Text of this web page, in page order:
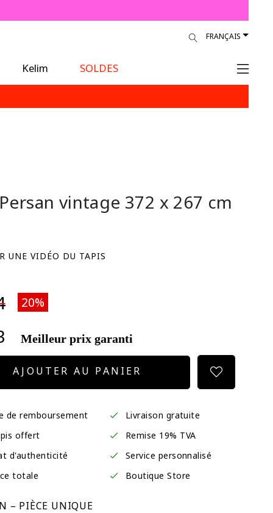
FRANÇAIS
Kelim
SOLDES
vintage 372 x 267 cm
UNE VIDÉO DU TAPIS
20%
Meilleur prix garanti
AJOUTER AU PANIER
de remboursement
Livraison gratuite
offert
Remise 19% TVA
d'authenticité
Service personnalisé
totale
Boutique Store
– PIÈCE UNIQUE